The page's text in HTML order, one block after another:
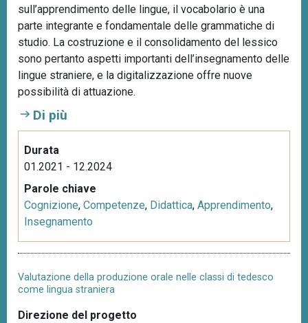
sull’apprendimento delle lingue, il vocabolario è una
parte integrante e fondamentale delle grammatiche di
studio. La costruzione e il consolidamento del lessico
sono pertanto aspetti importanti dell’insegnamento delle
lingue straniere, e la digitalizzazione offre nuove
possibilità di attuazione.
Di più
Durata
01.2021 - 12.2024
Parole chiave
Cognizione, Competenze, Didattica, Apprendimento,
Insegnamento
Valutazione della produzione orale nelle classi di tedesco
come lingua straniera
Direzione del progetto